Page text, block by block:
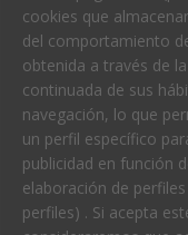
C/ España Nº 10
la Vega, Granada,
74
80
cookies que
del comportamiento
obtenida a través de
continuada de sus
navegación, lo que
un perfil específico
publicidad en función
elaboración de
perfiles) . Si acepta